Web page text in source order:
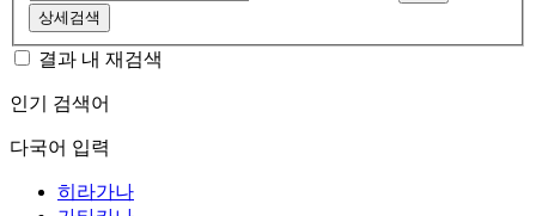
상세검색
결과 내 재검색
인기 검색어
다국어 입력
히라가나